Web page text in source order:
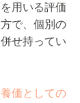
用いる評価
で、個別の
せ持ってい
価としての